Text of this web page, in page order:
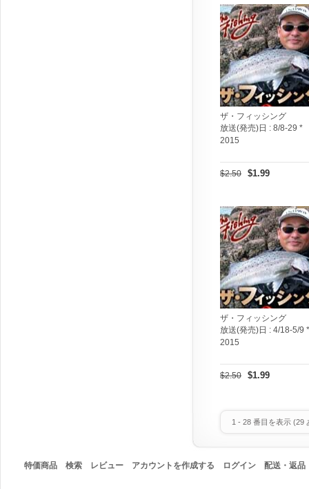
ザ・フィッシング
放送(発売)日 : 8/8-29 *
2015
$2.50 $1.99
ザ・フィッシング
放送(発売)日 : 4/18-5/9 *
2015
$2.50 $1.99
1 - 28 番目を表示 (29
特価商品 検索 レビュー アカウントを作成する ログイン 配送・返品